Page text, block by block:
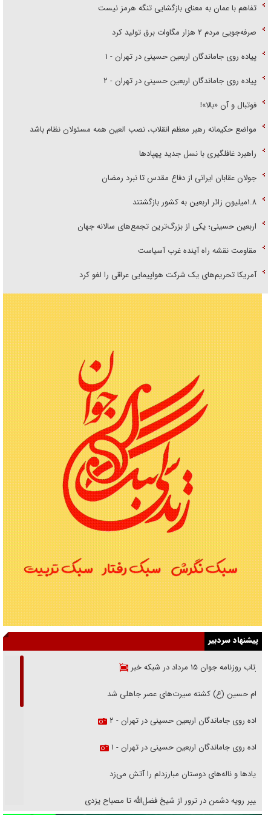
تفاهم با عمان به معنای بازگشایی تنگه هرمز نیست
صرفه‌جویی مردم ۲ هزار مگاوات برق تولید کرد
پیاده روی جاماندگان اربعین حسینی در تهران - ۱
پیاده روی جاماندگان اربعین حسینی در تهران - ۲
فوتبال و آن «بالا»!
مواضع حکیمانه رهبر معظم انقلاب، نصب العین همه مسئولان نظام باشد
راهبرد غافلگیری با نسل جدید پهپاد‌ها
جولان عقابان ایرانی از دفاع مقدس تا نبرد رمضان
۱.۸میلیون زائر اربعین به کشور بازگشتند
اربعین حسینی؛ یکی از بزرگ‌ترین تجمع‌های سالانه جهان
مقاومت نقشه راه آینده غرب آسیاست
آمریکا تحریم‌های یک شرکت هواپیمایی عراقی را لغو کرد
پیشنهاد سردبیر
بازتاب روزنامه جوان ۱۵ مرداد در شبکه خبر
امام حسین (ع) کشته سیرت‌های عصر جاهلی شد
پیاده روی جاماندگان اربعین حسینی در تهران - ۲
پیاده روی جاماندگان اربعین حسینی در تهران - ۱
فریاد‌ها و ناله‌های دوستان مبارزدلم را آتش می‌زد
تغییر رویه دشمن در ترور از شیخ فضل‌الله تا مصباح یزدی